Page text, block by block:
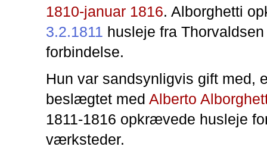
1810-januar 1816. Alborghetti
3.2.1811 husleje fra
forbindelse.
Hun var sandsynligvis gift med,
beslægtet med Alberto
1811-1816 opkrævede husleje
værksteder.